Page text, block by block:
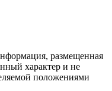
размещенная
характер и не
положениями